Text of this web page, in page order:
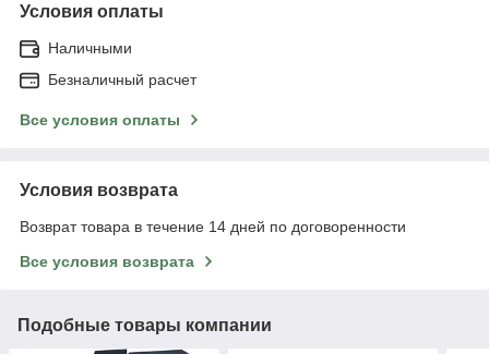
Условия оплаты
Наличными
Безналичный расчет
Все условия оплаты
Условия возврата
Возврат товара в течение 14 дней по договоренности
Все условия возврата
Подобные товары компании